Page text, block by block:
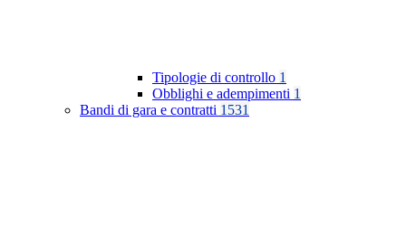
Tipologie di controllo 1
Obblighi e adempimenti 1
Bandi di gara e contratti 1531